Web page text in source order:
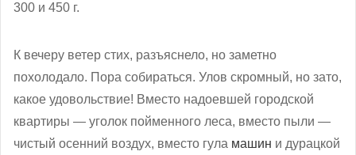
300 и 450 г.
К вечеру ветер стих, разъяснело, но заметно
похолодало. Пора собираться. Улов скромный, но зато,
какое удовольствие! Вместо надоевшей городской
квартиры — уголок пойменного леса, вместо пыли —
чистый осенний воздух, вместо гула машин и дурацкой